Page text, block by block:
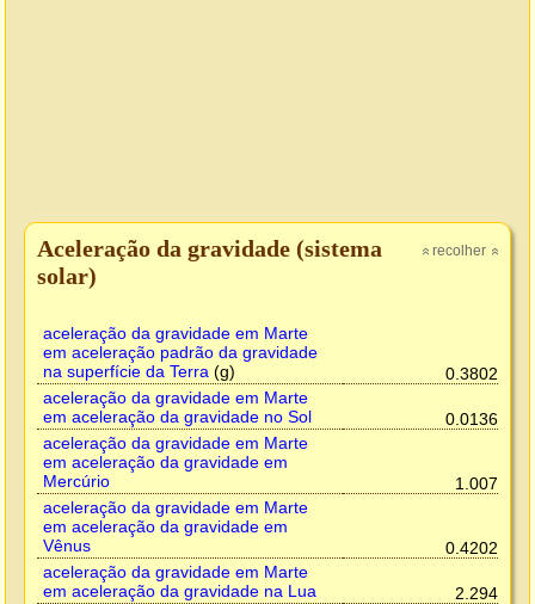
» recolher»
Aceleração da gravidade (sistema
solar)
aceleração da gravidade em Marte
em aceleração padrão da gravidade
na superfície da Terra (g)
0.3802
aceleração da gravidade em Marte
em aceleração da gravidade no Sol
0.0136
aceleração da gravidade em Marte
em aceleração da gravidade em
Mercúrio
1.007
aceleração da gravidade em Marte
em aceleração da gravidade em
Vênus
0.4202
aceleração da gravidade em Marte
em aceleração da gravidade na Lua
2.294